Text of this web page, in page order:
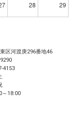
28 29
区河渡庚296番地46
4153
～18:00